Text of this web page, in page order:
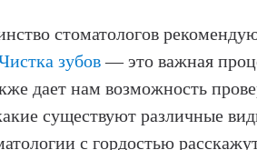
стоматологов
зубов— это важная
дает нам возможность
существуют различные
с гордостью